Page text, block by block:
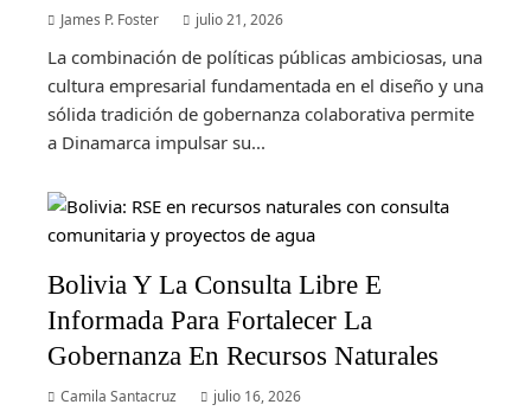
James P. Foster julio 21, 2026
La combinación de políticas públicas ambiciosas, una
cultura empresarial fundamentada en el diseño y una
sólida tradición de gobernanza colaborativa permite
a Dinamarca impulsar su...
Bolivia Y La Consulta Libre E
Informada Para Fortalecer La
Gobernanza En Recursos Naturales
Camila Santacruz julio 16, 2026